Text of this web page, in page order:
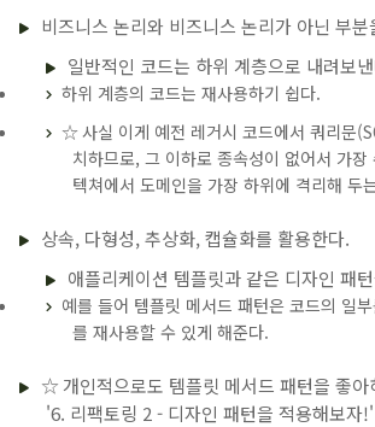
비즈니스 논리와 비즈니스 논리가 아닌 부
일반적인 코드는 하위 계층으로 내려보
하위 계층의 코드는 재사용하기 쉽다.
☆ 사실 이게 예전 레거시 코드에서 쿼리문
치하므로, 그 이하로 종속성이 없어서 가
텍쳐에서 도메인을 가장 하위에 격리해 두
상속, 다형성, 추상화, 캡슐화를 활용한다.
애플리케이션 템플릿과 같은 디자인 패
예를 들어 템플릿 메서드 패턴은 코드의 일
를 재사용할 수 있게 해준다.
☆ 개인적으로도 템플릿 메서드 패턴을 좋아
'6. 리팩토링 2 - 디자인 패턴을 적용해보자